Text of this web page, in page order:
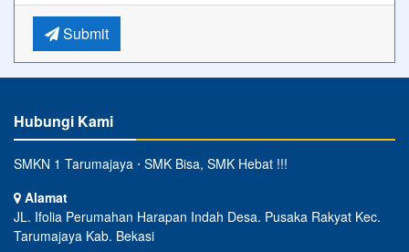
Submit
Hubungi Kami
SMKN 1 Tarumajaya ⋅ SMK Bisa, SMK Hebat !!!
Alamat
JL. Ifolia Perumahan Harapan Indah Desa. Pusaka Rakyat Kec.
Tarumajaya Kab. Bekasi